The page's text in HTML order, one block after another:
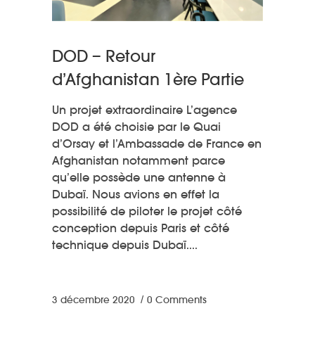
DOD – Retour
d’Afghanistan 1ère Partie
Un projet extraordinaire L’agence
DOD a été choisie par le Quai
d’Orsay et l’Ambassade de France en
Afghanistan notamment parce
qu’elle possède une antenne à
Dubaï. Nous avions en effet la
possibilité de piloter le projet côté
conception depuis Paris et côté
technique depuis Dubaï.
3 décembre 2020 0 Comments